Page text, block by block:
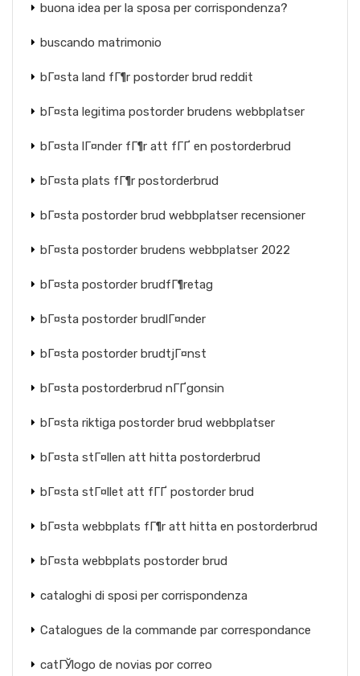
buona idea per la sposa per corrispondenza?
buscando matrimonio
bГ¤sta land fГ¶r postorder brud reddit
bГ¤sta legitima postorder brudens webbplatser
bГ¤sta lГ¤nder fГ¶r att fГҐ en postorderbrud
bГ¤sta plats fГ¶r postorderbrud
bГ¤sta postorder brud webbplatser recensioner
bГ¤sta postorder brudens webbplatser 2022
bГ¤sta postorder brudfГ¶retag
bГ¤sta postorder brudlГ¤nder
bГ¤sta postorder brudtjГ¤nst
bГ¤sta postorderbrud nГҐgonsin
bГ¤sta riktiga postorder brud webbplatser
bГ¤sta stГ¤llen att hitta postorderbrud
bГ¤sta stГ¤llet att fГҐ postorder brud
bГ¤sta webbplats fГ¶r att hitta en postorderbrud
bГ¤sta webbplats postorder brud
cataloghi di sposi per corrispondenza
Catalogues de la commande par correspondance
catГЎlogo de novias por correo